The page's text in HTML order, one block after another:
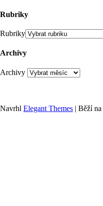
Rubriky
Rubriky
Archivy
Archivy
Navrhl Elegant Themes | Běží na